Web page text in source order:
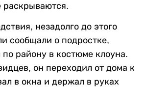
раскрываются.
незадолго до этого
сообщали о подростке,
району в костюме клоуна.
он переходил от дома к
в окна и держал в руках